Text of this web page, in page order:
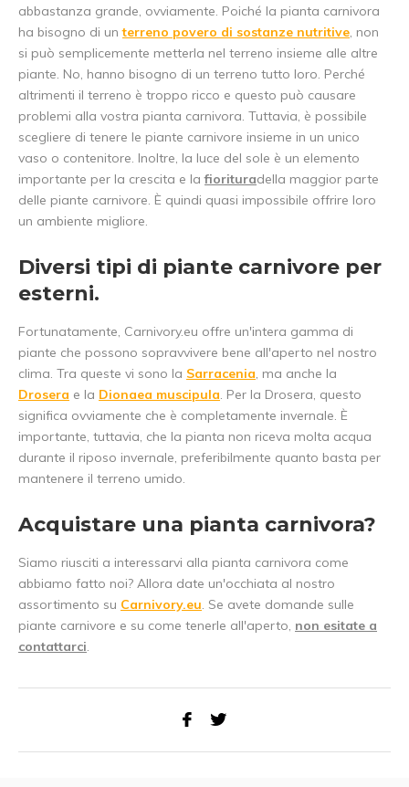
abbastanza grande, ovviamente. Poiché la pianta carnivora
ha bisogno di unterreno povero di sostanze nutritive, non
si può semplicemente metterla nel terreno insieme alle altre
piante. No, hanno bisogno di un terreno tutto loro. Perché
altrimenti il terreno è troppo ricco e questo può causare
problemi alla vostra pianta carnivora. Tuttavia, è possibile
scegliere di tenere le piante carnivore insieme in un unico
vaso o contenitore. Inoltre, la luce del sole è un elemento
importante per la crescita e lafiorituradella maggior parte
delle piante carnivore. È quindi quasi impossibile offrire loro
un ambiente migliore.
Diversi tipi di piante carnivore per
esterni.
Fortunatamente, Carnivory.eu offre un'intera gamma di
piante che possono sopravvivere bene all'aperto nel nostro
clima. Tra queste vi sono la Sarracenia, ma anche la
Drosera e la Dionaea muscipula. Per la Drosera, questo
significa ovviamente che è completamente invernale. È
importante, tuttavia, che la pianta non riceva molta acqua
durante il riposo invernale, preferibilmente quanto basta per
mantenere il terreno umido.
Acquistare una pianta carnivora?
Siamo riusciti a interessarvi alla pianta carnivora come
abbiamo fatto noi? Allora date un'occhiata al nostro
assortimento su Carnivory.eu. Se avete domande sulle
piante carnivore e su come tenerle all'aperto, non esitate a
contattarci.